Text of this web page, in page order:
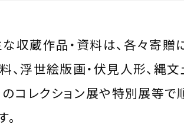
収蔵作品・資料は、各々寄贈
、浮世絵版画・伏見人形、縄
のコレクション展や特別展等